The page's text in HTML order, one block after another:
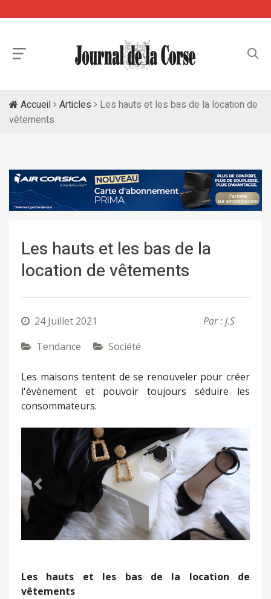
Accueil Articles
Les hauts et les bas de la location de
vêtements
Les hauts et les bas de la
location de vêtements
24 Juillet 2021
Par : J.S
Tendance
Société
Les maisons tentent de se renouveler pour créer
l'évènement et pouvoir toujours séduire les
consommateurs.
Précédent Suivant
Les hauts et les bas de la location de
vêtements